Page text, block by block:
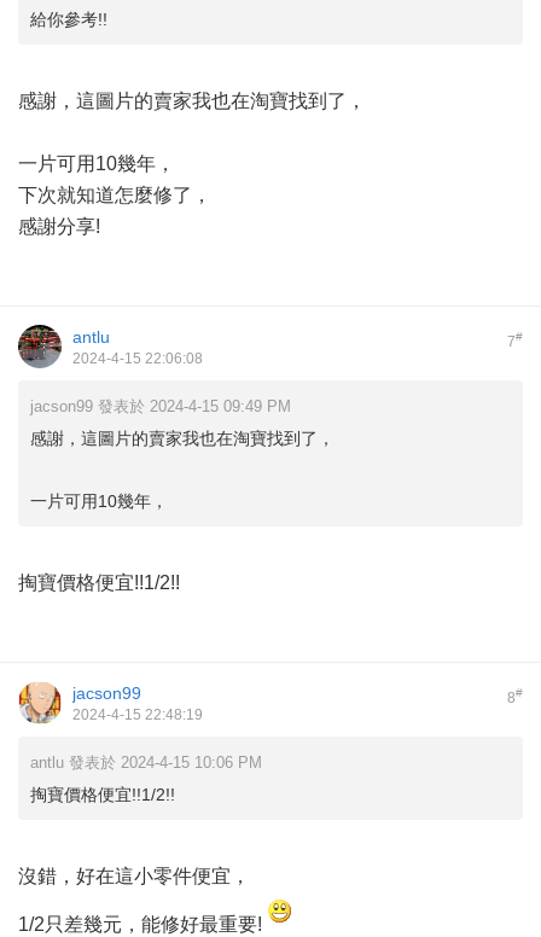
給你參考!!
感謝，這圖片的賣家我也在淘寶找到了，
一片可用10幾年，
下次就知道怎麼修了，
感謝分享!
7#
antlu
2024-4-15 22:06:08
jacson99 發表於 2024-4-15 09:49 PM
感謝，這圖片的賣家我也在淘寶找到了，
一片可用10幾年，
掏寶價格便宜!!1/2!!
8#
jacson99
2024-4-15 22:48:19
antlu 發表於 2024-4-15 10:06 PM
掏寶價格便宜!!1/2!!
沒錯，好在這小零件便宜，
1/2只差幾元，能修好最重要!